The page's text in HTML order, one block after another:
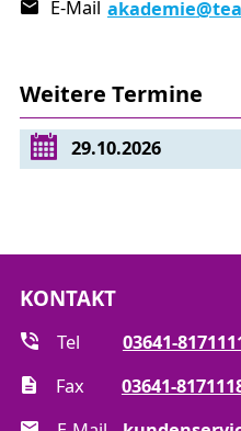
Planung und Bau von
Leitungsführung
Hauseinführung
Inbetriebnahme
Kennzeichnung
Exkurs Wasserstoff
Praktischer Teil
E-Mail akademie
Weitere Termine
29.10.2026
KONTAKT
Tel
03641-
Fax
03641-